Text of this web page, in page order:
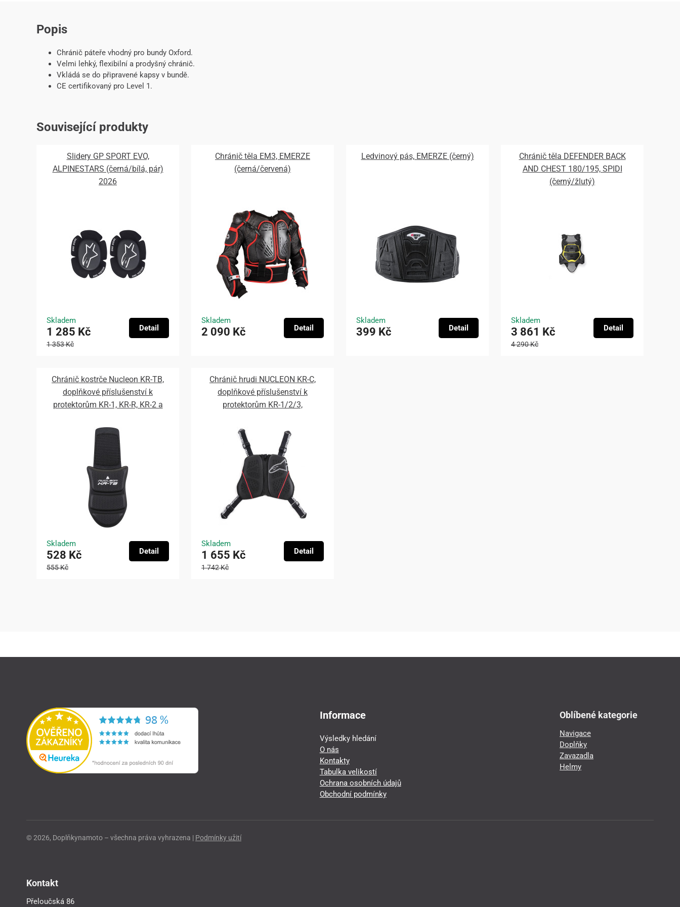
Popis
Chránič páteře vhodný pro bundy Oxford.
Velmi lehký, flexibilní a prodyšný chránič.
Vkládá se do připravené kapsy v bundě.
CE certifikovaný pro Level 1.
Související produkty
Slidery GP SPORT EVO,
ALPINESTARS (černá/bílá, pár)
2026
Skladem
1 285 Kč
1 353 Kč
Detail
Chránič těla EM3, EMERZE
(černá/červená)
Skladem
2 090 Kč Detail
Ledvinový pás, EMERZE (černý)
Skladem
399 Kč Detail
Chránič těla DEFENDER BACK
AND CHEST 180/195, SPIDI
(černý/žlutý)
Skladem
3 861 Kč
4 290 Kč
Detail
Chránič kostrče Nucleon KR-TB,
doplňkové příslušenství k
protektorům KR-1, KR-R, KR-2 a
Skladem
528 Kč
555 Kč
Detail
Chránič hrudi NUCLEON KR-C,
doplňkové příslušenství k
protektorům KR-1/2/3,
Skladem
1 655 Kč
1 742 Kč
Detail
Informace
Výsledky hledání
O nás
Kontakty
Tabulka velikostí
Ochrana osobních údajů
Obchodní podmínky
Oblíbené kategorie
Navigace
Doplňky
Zavazadla
Helmy
© 2026, Doplňkynamoto – všechna práva vyhrazena | Podmínky užití
Kontakt
Přeloučská 86